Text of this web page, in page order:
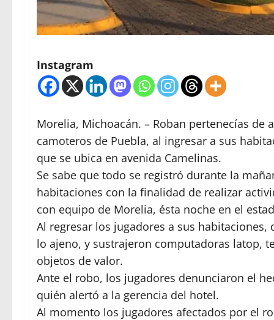
Instagram
Morelia, Michoacán. – Roban pertenecías
camoteros de Puebla, al ingresar a sus
que se ubica en avenida Camelinas.
Se sabe que todo se registró durante la
habitaciones con la finalidad de realizar
con equipo de Morelia, ésta noche en el
Al regresar los jugadores a sus
lo ajeno, y sustrajeron computadoras latop,
objetos de valor.
Ante el robo, los jugadores denunciaron el
quién alertó a la gerencia del hotel.
Al momento los jugadores afectados por el